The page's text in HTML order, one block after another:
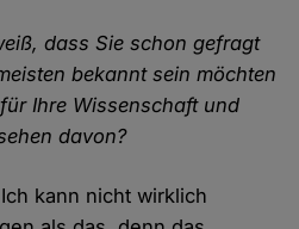
dass Sie schon gefragt
bekannt sein möchten
Ihre Wissenschaft und
davon?
Ich kann nicht wirklich